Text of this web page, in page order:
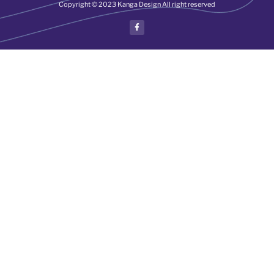
Copyright © 2023 Kanga Design All right reserved